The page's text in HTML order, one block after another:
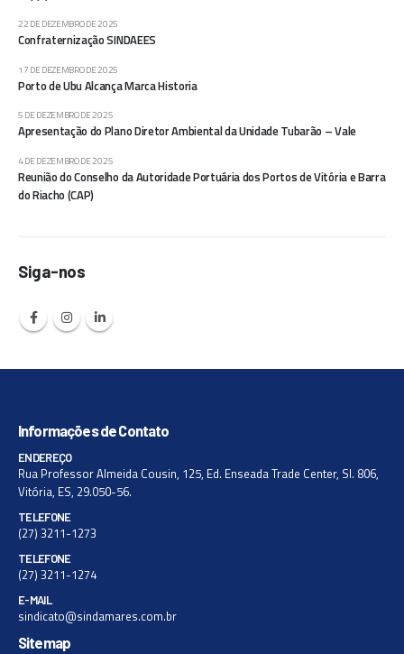
Confraternização SINDAEES
22 DE DEZEMBRO DE 2025
Porto de Ubu Alcança Marca Historia
17 DE DEZEMBRO DE 2025
Apresentação do Plano Diretor Ambiental da Unidade Tubarão – Vale
5 DE DEZEMBRO DE 2025
Reunião do Conselho da Autoridade Portuária dos Portos de Vitória e Barra
do Riacho (CAP)
4 DE DEZEMBRO DE 2025
Siga-nos
Informações de Contato
ENDEREÇO
Rua Professor Almeida Cousin, 125, Ed. Enseada Trade Center, Sl. 806,
Vitória, ES, 29.050-56.
TELEFONE
(27) 3211-1273
TELEFONE
(27) 3211-1274
E-MAIL
sindicato@sindamares.com.br
Sitemap